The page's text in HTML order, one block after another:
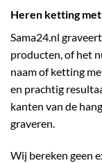
Heren ketting
Sama24.nl
producten, of het
naam of ketting
en prachtig
kanten van de
graveren.
Wij bereken geen